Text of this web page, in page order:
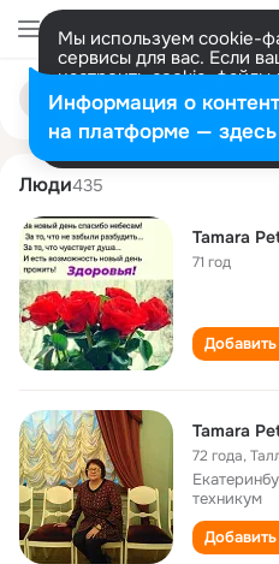
Мы используем cookie-
сервисы для вас. Если
настроить cookie-
представитель. Больше
Разрешить все
Поиск
людям
tamara petukhova
Люди435
Tamara
71 год
Tamara
72 года,
техникум
Информация о
на платформе — здесь